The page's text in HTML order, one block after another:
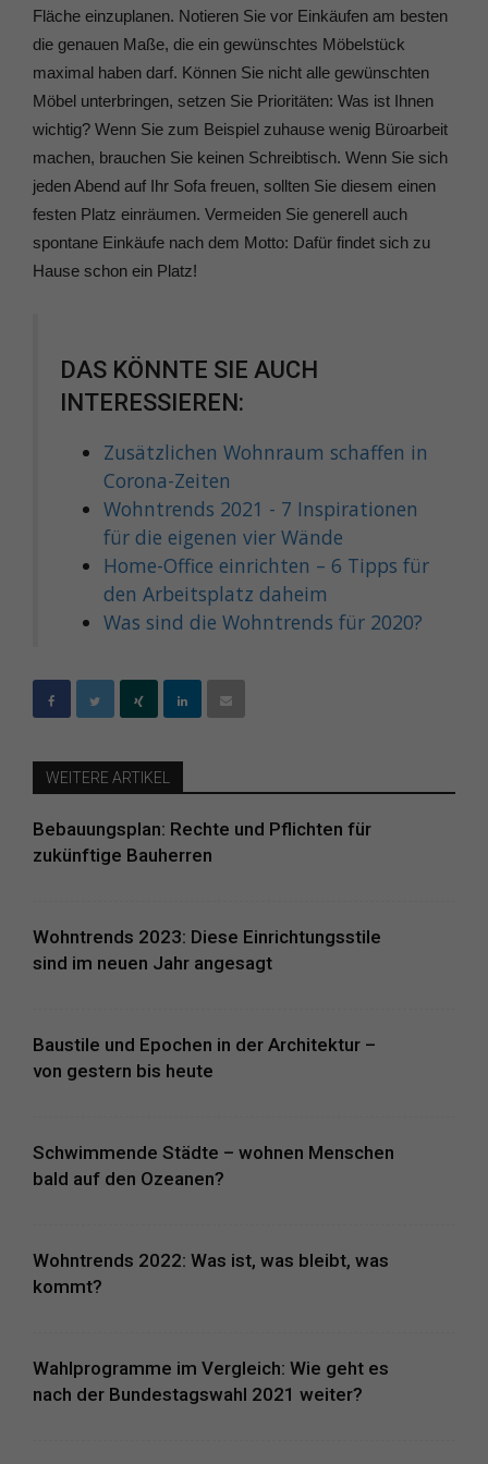
Fläche einzuplanen. Notieren Sie vor Einkäufen am besten
die genauen Maße, die ein gewünschtes Möbelstück
maximal haben darf. Können Sie nicht alle gewünschten
Möbel unterbringen, setzen Sie Prioritäten: Was ist Ihnen
wichtig? Wenn Sie zum Beispiel zuhause wenig Büroarbeit
machen, brauchen Sie keinen Schreibtisch. Wenn Sie sich
jeden Abend auf Ihr Sofa freuen, sollten Sie diesem einen
festen Platz einräumen. Vermeiden Sie generell auch
spontane Einkäufe nach dem Motto: Dafür findet sich zu
Hause schon ein Platz!
DAS KÖNNTE SIE AUCH
INTERESSIEREN:
Zusätzlichen Wohnraum schaffen in
Corona-Zeiten
Wohntrends 2021 - 7 Inspirationen
für die eigenen vier Wände
Home-Office einrichten – 6 Tipps für
den Arbeitsplatz daheim
Was sind die Wohntrends für 2020?
WEITERE ARTIKEL
Bebauungsplan: Rechte und Pflichten für
zukünftige Bauherren
Wohntrends 2023: Diese Einrichtungsstile
sind im neuen Jahr angesagt
Baustile und Epochen in der Architektur –
von gestern bis heute
Schwimmende Städte – wohnen Menschen
bald auf den Ozeanen?
Wohntrends 2022: Was ist, was bleibt, was
kommt?
Wahlprogramme im Vergleich: Wie geht es
nach der Bundestagswahl 2021 weiter?